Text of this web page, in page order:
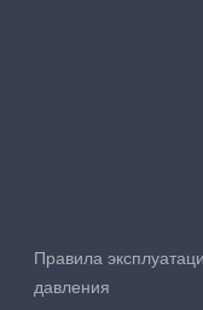
Правила
давления